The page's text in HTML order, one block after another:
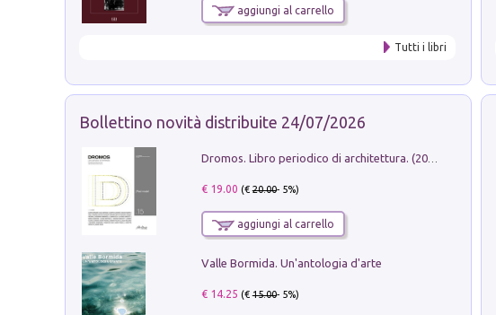
aggiungi al carrello
Tutti i libri
Bollettino novità distribuite 24/07/2026
Dromos. Libro periodico di architettura. (2026). Vol. 15: Post-model
€ 19.00 (€20.00- 5%)
aggiungi al carrello
Valle Bormida. Un'antologia d'arte
€ 14.25 (€15.00- 5%)